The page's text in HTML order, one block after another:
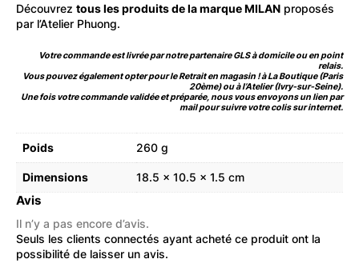
Découvrez tous les produits de la marque MILAN proposés
par l’Atelier Phuong.
Votre commande est livrée par notre partenaire GLS à domicile ou en point
relais.
Vous pouvez également opter pour le Retrait en magasin ! à La Boutique (Paris
20ème) ou à l’Atelier (Ivry-sur-Seine).
Une fois votre commande validée et préparée, nous vous envoyons un lien par
mail pour suivre votre colis sur internet.
Poids 260 g
Dimensions 18.5 × 10.5 × 1.5 cm
Avis
Il n’y a pas encore d’avis.
Seuls les clients connectés ayant acheté ce produit ont la
possibilité de laisser un avis.